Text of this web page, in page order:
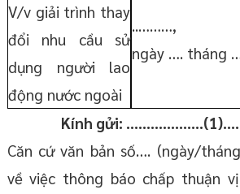
V/v giải trình thay
đổi nhu cầu sử
dụng người lao
động nước ngoài
..………,
ngày …. tháng
Kính gửi:
Căn cứ văn bản số…. (ngày/
về việc thông báo chấp thuận